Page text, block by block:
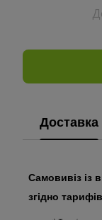
Доставка
Самовивіз із
згідно